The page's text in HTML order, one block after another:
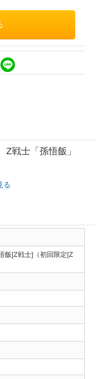
Z戦士「孫悟飯」
る
飯[Z戦士]（初回限定[Z